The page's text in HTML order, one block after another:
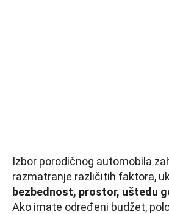
Izbor porodičnog automobila
razmatranje različitih faktora,
bezbednost, prostor, uštedu
Ako imate određeni budžet,